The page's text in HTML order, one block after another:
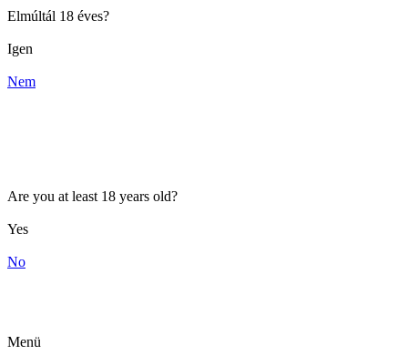
Elmúltál 18 éves?
Igen
Nem
Are you at least 18 years old?
Yes
No
Menü